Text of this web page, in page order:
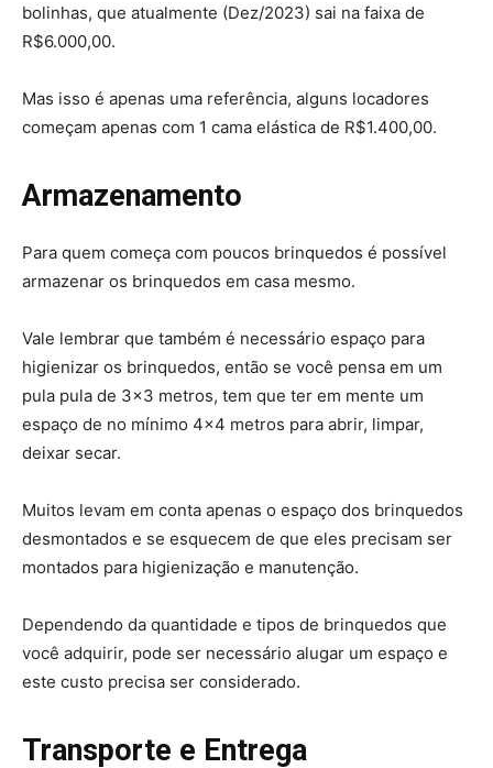
bolinhas, que atualmente (Dez/2023) sai na faixa de
R$6.000,00.
Mas isso é apenas uma referência, alguns locadores
começam apenas com 1 cama elástica de R$1.400,00.
Armazenamento
Para quem começa com poucos brinquedos é possível
armazenar os brinquedos em casa mesmo.
Vale lembrar que também é necessário espaço para
higienizar os brinquedos, então se você pensa em um
pula pula de 3×3 metros, tem que ter em mente um
espaço de no mínimo 4×4 metros para abrir, limpar,
deixar secar.
Muitos levam em conta apenas o espaço dos brinquedos
desmontados e se esquecem de que eles precisam ser
montados para higienização e manutenção.
Dependendo da quantidade e tipos de brinquedos que
você adquirir, pode ser necessário alugar um espaço e
este custo precisa ser considerado.
Transporte e Entrega